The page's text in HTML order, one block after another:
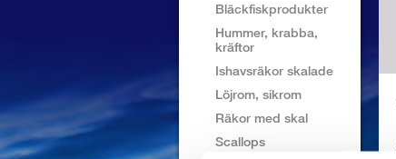
Bläckfiskprodukter
Hummer, krabba,
kräftor
Ishavsräkor skalade
Löjrom, sikrom
Räkor med skal
Scallops